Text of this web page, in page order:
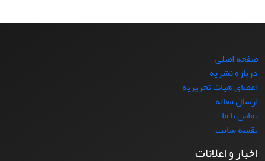
صفحه اصلی
درباره نشریه
اعضای هیات تحریریه
ارسال مقاله
تماس با ما
نقشه سایت
اخبار و اعلانات